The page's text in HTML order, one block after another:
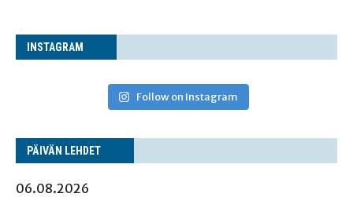
INS­TA­GRAM
Follow on Instagram
PÄI­VÄN LEHDET
06.08.2026